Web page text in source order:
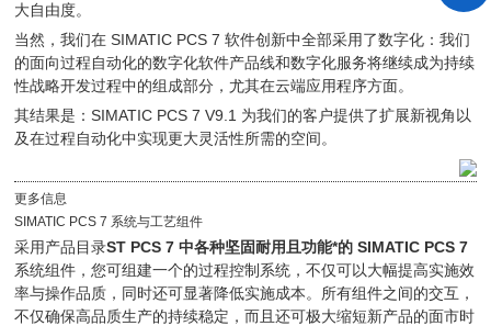
大自由度。
当然，我们在 SIMATIC PCS 7 软件创新中全部采用了数字化：我们
的面向过程自动化的数字化软件产品线和数字化服务将继续成为持续
性战略开发过程中的组成部分，尤其在云端应用程序方面。
其结果是：SIMATIC PCS 7 V9.1 为我们的客户提供了扩展新视角以
及在过程自动化中实现更大灵活性所需的空间。
更多信息
SIMATIC PCS 7 系统与工艺组件
采用产品目录ST PCS 7 中各种坚固耐用且功能*的 SIMATIC PCS 7
系统组件，您可组建一个的过程控制系统，不仅可以大幅提高实施效
率与操作品质，同时还可显著降低实施成本。所有组件之间的交互，
不仅确保高品质生产的持续稳定，而且还可极大缩短新产品的面市时